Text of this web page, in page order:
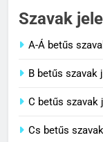
2
Szavak